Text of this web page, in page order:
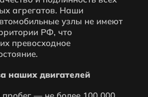
агрегатов. Наши
узлы не имеют
РФ, что
превосходное
наших двигателей